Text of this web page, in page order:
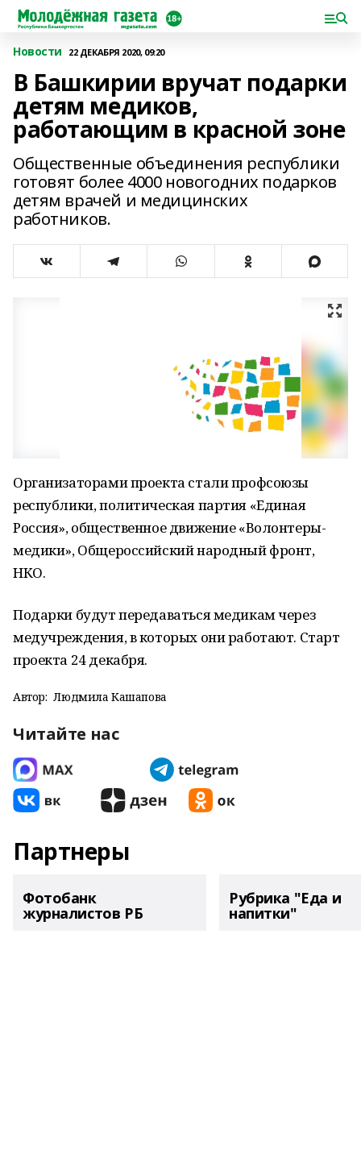
Новости 22 ДЕКАБРЯ 2020, 09:20
В Башкирии вручат подарки
детям медиков,
работающим в красной зоне
Общественные объединения республики
готовят более 4000 новогодних подарков
детям врачей и медицинских
работников.
Организаторами проекта стали профсоюзы
республики, политическая партия «Единая
Россия», общественное движение «Волонтеры-
медики», Общероссийский народный фронт,
НКО.
Подарки будут передаваться медикам через
медучреждения, в которых они работают. Старт
проекта 24 декабря.
Автор: Людмила Кашапова
Читайте нас
Партнеры
Фотобанк
журналистов РБ
Рубрика "Еда и
напитки"